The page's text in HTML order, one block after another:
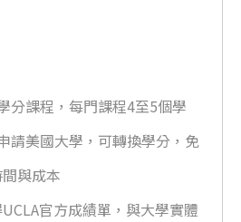
分課程，每門課程4至5個學
請美國大學，可轉換學分，免
與成本
官方成績單，與大學實體